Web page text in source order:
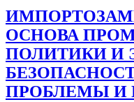
ОСНОВА
ПОЛИТИКИ И
ПРОБЛЕМЫ И